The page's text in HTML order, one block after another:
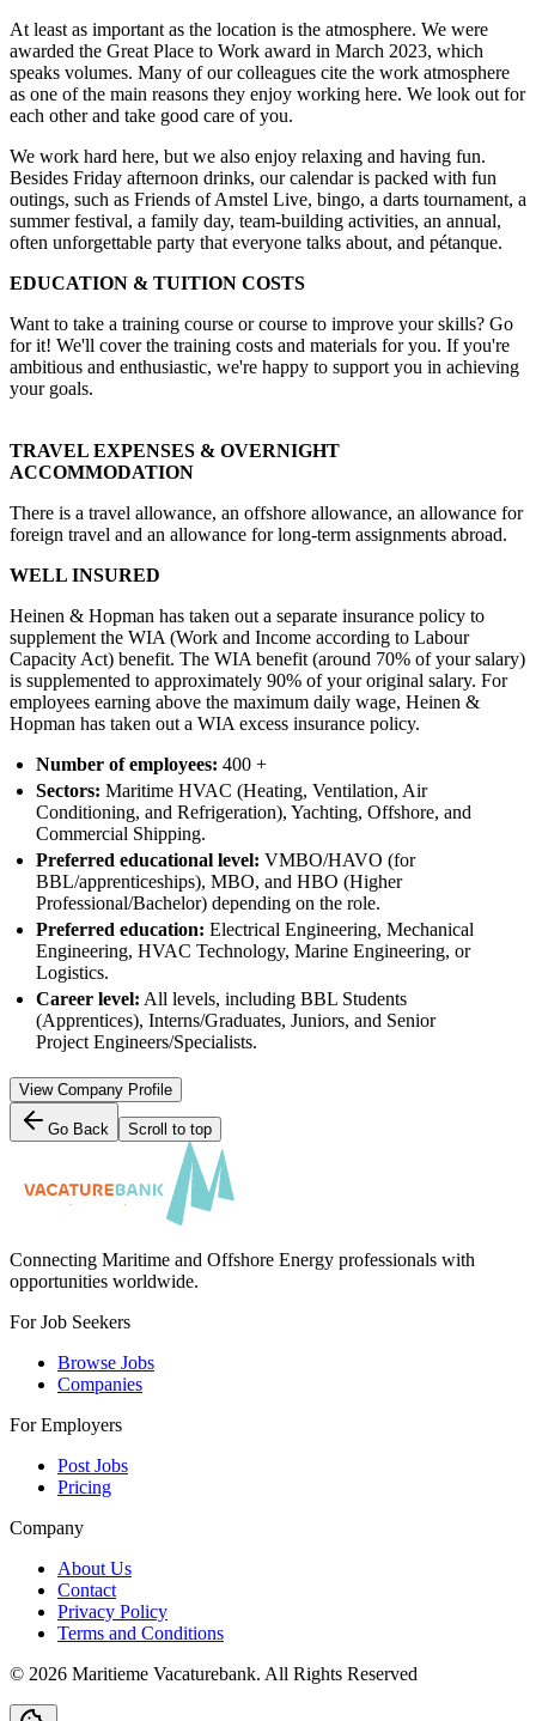
At least as important as the location is the atmosphere. We were
awarded the Great Place to Work award in March 2023, which
speaks volumes. Many of our colleagues cite the work atmosphere
as one of the main reasons they enjoy working here. We look out for
each other and take good care of you.
We work hard here, but we also enjoy relaxing and having fun.
Besides Friday afternoon drinks, our calendar is packed with fun
outings, such as Friends of Amstel Live, bingo, a darts tournament, a
summer festival, a family day, team-building activities, an annual,
often unforgettable party that everyone talks about, and pétanque.
EDUCATION & TUITION COSTS
Want to take a training course or course to improve your skills? Go
for it! We'll cover the training costs and materials for you. If you're
ambitious and enthusiastic, we're happy to support you in achieving
your goals.
TRAVEL EXPENSES & OVERNIGHT
ACCOMMODATION
There is a travel allowance, an offshore allowance, an allowance for
foreign travel and an allowance for long-term assignments abroad.
WELL INSURED
Heinen & Hopman has taken out a separate insurance policy to
supplement the WIA (Work and Income according to Labour
Capacity Act) benefit. The WIA benefit (around 70% of your salary)
is supplemented to approximately 90% of your original salary. For
employees earning above the maximum daily wage, Heinen &
Hopman has taken out a WIA excess insurance policy.
Number of employees: 400 +
Sectors: Maritime HVAC (Heating, Ventilation, Air
Conditioning, and Refrigeration), Yachting, Offshore, and
Commercial Shipping.
Preferred educational level: VMBO/HAVO (for
BBL/apprenticeships), MBO, and HBO (Higher
Professional/Bachelor) depending on the role.
Preferred education: Electrical Engineering, Mechanical
Engineering, HVAC Technology, Marine Engineering, or
Logistics.
Career level: All levels, including BBL Students
(Apprentices), Interns/Graduates, Juniors, and Senior
Project Engineers/Specialists.
View Company Profile
Go Back Scroll to top
Connecting Maritime and Offshore Energy professionals with
opportunities worldwide.
For Job Seekers
Browse Jobs
Companies
For Employers
Post Jobs
Pricing
Company
About Us
Contact
Privacy Policy
Terms and Conditions
© 2026 Maritieme Vacaturebank. All Rights Reserved